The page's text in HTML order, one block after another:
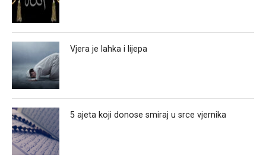
Vjera je lahka i lijepa
5 ajeta koji donose smiraj u srce vjernika